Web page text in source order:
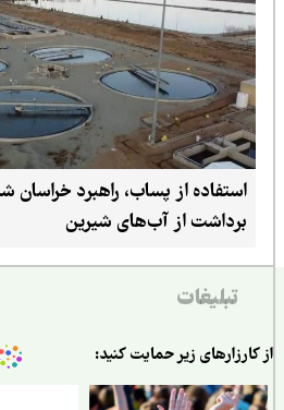
استفاده از پساب، راهبرد خراسان
برداشت از آب‌های شیرین
تبلیغات
زیر حمایت کنید: